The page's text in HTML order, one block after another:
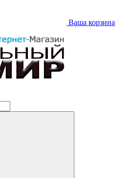
Ваша корзина